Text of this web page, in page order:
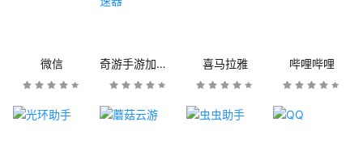
微信 奇游手游加速器 喜马拉雅 哔哩哔哩